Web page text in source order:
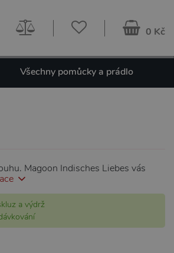
0 Kč
Všechny pomůcky a prádlo
Magoon Indisches Liebes vás
a výdrž